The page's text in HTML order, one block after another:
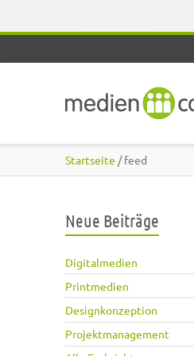
Startseite / feed
Neue Beiträge
Digitalmedien
Printmedien
Designkonzeption
Projektmanagement